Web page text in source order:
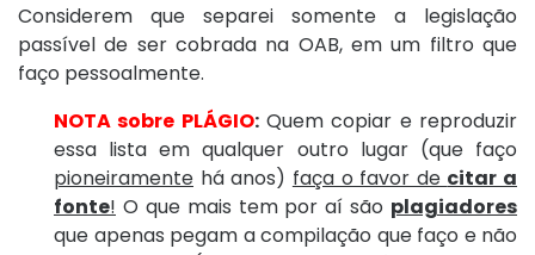
Considerem que separei somente a legislação
passível de ser cobrada na OAB, em um filtro que
faço pessoalmente.
NOTA sobre PLÁGIO:Quem copiar e reproduzir
essa lista em qualquer outro lugar (que faço
pioneiramente há anos) faça o favor de citar a
fonte! O que mais tem por aí são plagiadores
que apenas pegam a compilação que faço e não